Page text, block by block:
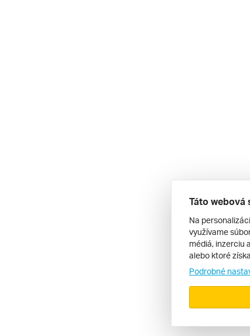
Táto webová
Na
využívame
médiá, inzerciu
alebo ktoré
Podrobné